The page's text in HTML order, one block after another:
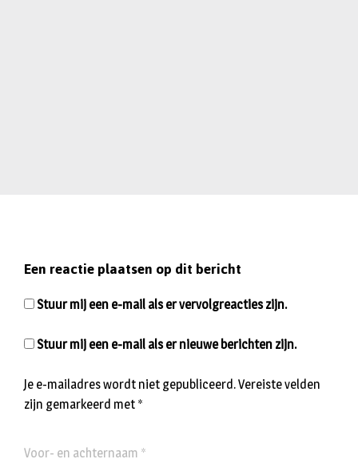
Een reactie plaatsen op dit bericht
Je e-mailadres wordt niet gepubliceerd.Vereiste velden
zijn gemarkeerd met *
Stuur mij een e-mail als er vervolgreacties zijn.
Stuur mij een e-mail als er nieuwe berichten zijn.